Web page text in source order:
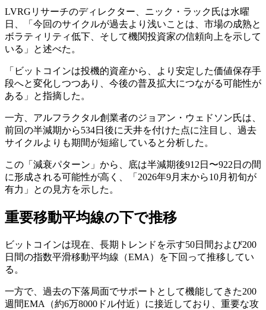
LVRGリサーチのディレクター、ニック・ラック氏は水曜
日、「今回のサイクルが過去より浅いことは、市場の成熟と
ボラティリティ低下、そして機関投資家の信頼向上を示して
いる」と述べた。
「ビットコインは投機的資産から、より安定した価値保存手
段へと変化しつつあり、今後の普及拡大につながる可能性が
ある」と指摘した。
一方、アルフラクタル創業者のジョアン・ウェドソン氏は、
前回の半減期から534日後に天井を付けた点に注目し、過去
サイクルよりも期間が短縮していると分析した。
この「減衰パターン」から、底は半減期後912日〜922日の間
に形成される可能性が高く、「2026年9月末から10月初旬が
有力」との見方を示した。
重要移動平均線の下で推移
ビットコインは現在、長期トレンドを示す50日間および200
日間の指数平滑移動平均線（EMA）を下回って推移してい
る。
一方で、過去の下落局面でサポートとして機能してきた200
週間EMA（約6万8000ドル付近）に接近しており、重要な攻